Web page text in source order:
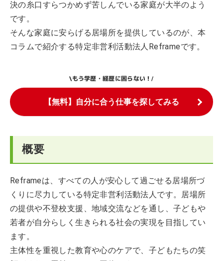
決の糸口すらつかめず苦しんでいる家庭が大半のよう
です。
そんな家庭に安らげる居場所を提供しているのが、本
コラムで紹介する特定非営利活動法人Reframeです。
\もう学歴・経歴に困らない！/
【無料】自分に合う仕事を探してみる
概要
Reframeは、すべての人が安心して過ごせる居場所づ
くりに尽力している特定非営利活動法人です。居場所
の提供や不登校支援、地域交流などを通し、子どもや
若者が自分らしく生きられる社会の実現を目指してい
ます。
主体性を重視した教育や心のケアで、子どもたちの笑